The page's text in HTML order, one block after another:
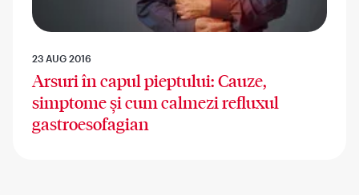
23 AUG 2016
Arsuri în capul pieptului: Cauze,
simptome și cum calmezi refluxul
gastroesofagian